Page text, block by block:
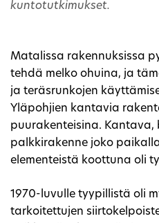
kuntotutkimukset.
Matalissa rakennuksissa
tehdä melko ohuina, ja
ja teräsrunkojen
Yläpohjien kantavia
puurakenteisina.
palkkirakenne joko
elementeistä koottuna oli
1970-luvulle tyypillistä oli
tarkoitettujen